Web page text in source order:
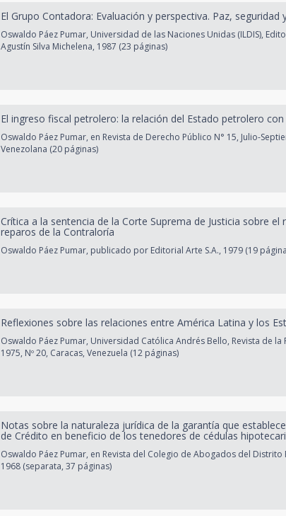
El Grupo Contadora: Evaluación y perspectiva. Paz,
Oswaldo Páez Pumar, Universidad de las Naciones Unidas (ILDIS),
Agustín Silva Michelena, 1987 (23 páginas)
El ingreso fiscal petrolero: la relación del Estado petrolero
Oswaldo Páez Pumar, en Revista de Derecho Público N° 15, Julio-
Venezolana (20 páginas)
Crítica a la sentencia de la Corte Suprema de Justicia sobre
reparos de la Contraloría
Oswaldo Páez Pumar, publicado por Editorial Arte S.A., 1979 (19
Reflexiones sobre las relaciones entre América Latina y los
Oswaldo Páez Pumar, Universidad Católica Andrés Bello, Revista de
1975, Nº 20, Caracas, Venezuela (12 páginas)
Notas sobre la naturaleza jurídica de la garantía que
de Crédito en beneficio de los tenedores de cédulas
Oswaldo Páez Pumar, en Revista del Colegio de Abogados del Distrito
1968 (separata, 37 páginas)